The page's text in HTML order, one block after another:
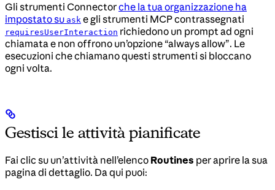
Gli strumenti Connectorche la tua organizzazione ha
impostato su ask e gli strumenti MCP contrassegnati
requiresUserInteraction richiedono un prompt ad ogni
chiamata e non offrono un’opzione “always allow”. Le
esecuzioni che chiamano questi strumenti si bloccano
ogni volta.
Gestisci le attività pianificate
Fai clic su un’attività nell’elenco Routines per aprire la sua
pagina di dettaglio. Da qui puoi: